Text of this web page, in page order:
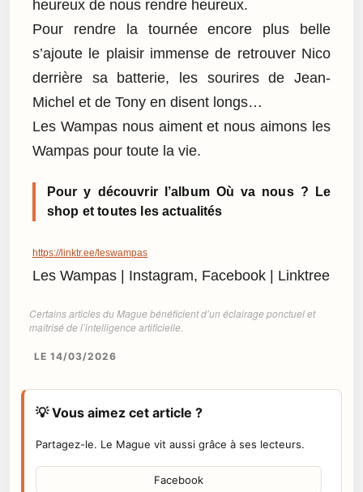
heureux de nous rendre heureux.
Pour rendre la tournée encore plus belle
s’ajoute le plaisir immense de retrouver Nico
derrière sa batterie, les sourires de Jean-
Michel et de Tony en disent longs…
Les Wampas nous aiment et nous aimons les
Wampas pour toute la vie.
Pour y découvrir l’album Où va nous ? Le
shop et toutes les actualités
https://linktr.ee/leswampas
Les Wampas | Instagram, Facebook | Linktree
Certains articles du Mague bénéficient d’un éclairage ponctuel et
maîtrisé de l’intelligence artificielle.
LE 14/03/2026
💡 Vous aimez cet article ?
Partagez-le. Le Mague vit aussi grâce à ses lecteurs.
Facebook